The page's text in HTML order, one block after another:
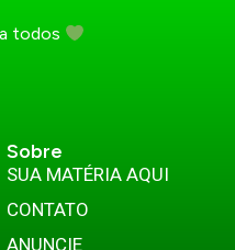
todos
Sobre
SUA MATÉRIA AQUI
CONTATO
ANUNCIE